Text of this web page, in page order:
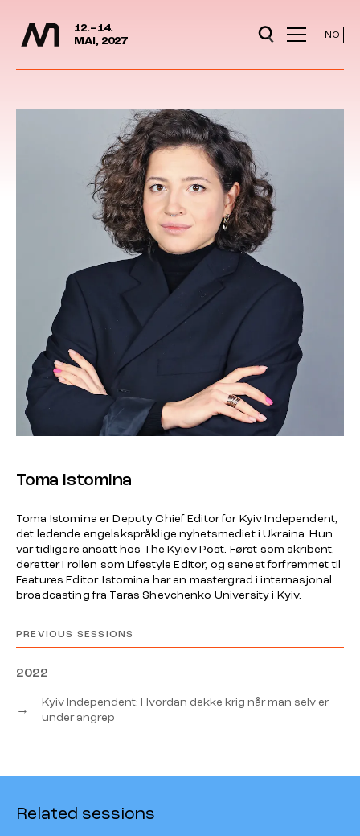
Jump to content
12.–14.
MAI, 2027
NO
Toma Istomina
Toma Istomina er Deputy Chief Editor for Kyiv Independent,
det ledende engelskspråklige nyhetsmediet i Ukraina. Hun
var tidligere ansatt hos The Kyiev Post. Først som skribent,
deretter i rollen som Lifestyle Editor, og senest forfremmet til
Features Editor. Istomina har en mastergrad i internasjonal
broadcasting fra Taras Shevchenko University i Kyiv.
PREVIOUS SESSIONS
2022
→
Kyiv Independent: Hvordan dekke krig når man selv er
under angrep
Related sessions